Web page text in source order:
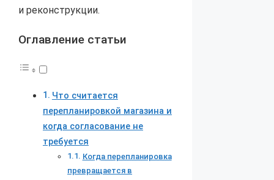
и реконструкции.
Оглавление статьи
Что считается
перепланировкой магазина и
когда согласование не
требуется
Когда перепланировка
превращается в